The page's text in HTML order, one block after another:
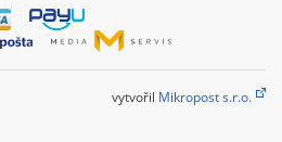
vytvořil Mikropost s.r.o.